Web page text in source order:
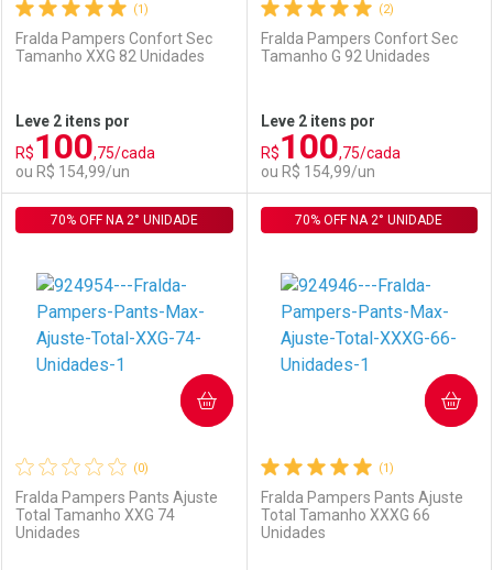
Comprar sem Desconto
Por R$ 92,90/cada
Comprar sem Desconto
Por R$ 92,90/cada
Comprar sem Desconto
Por R$ 152,99/cada
Comprar sem Desconto
Por R$ 152,99/cada
(1)
Fralda Pampers Confort Sec
Tamanho XXG 82 Unidades
Leve 2 itens por
R$100,75/cada
ou R$ 154,99/un
FECHAR
Laboratório
FECHAR
Por Menos
(2)
Fralda Pampers Confort Sec
Tamanho G 92 Unidades
Leve 2 itens por
R$100,75/cada
ou R$ 154,99/un
Laboratório
Por Menos
(0)
Fralda Pampers Pants Ajuste
Total Tamanho XXG 74
Unidades
70% OFF NA 2° UNIDADE
COMPRAR
(1)
Fralda Pampers Pants Ajuste
Total Tamanho XXXG 66
Unidades
70% OFF NA 2° UNIDADE
COMPRAR